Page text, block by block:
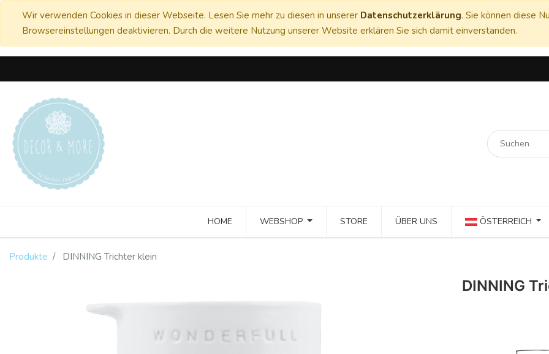
Wir verwenden Cookies in dieser Webseite. Lesen Sie mehr zu diesen in unserer Datenschutzerklärung. Sie können diese
Browsereinstellungen deaktivieren. Durch die weitere Nutzung unserer Website erklären Sie sich damit einverstanden.
HOME WEBSHOP STORE ÜBER UNS ÖSTERREICH
Produkte DINNING Trichter klein
DINNING